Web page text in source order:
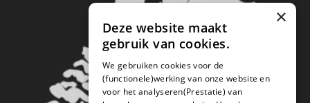
×
Deze website maakt
gebruik van cookies.
We gebruiken cookies voor de
(functionele)werking van onze website en
voor het analyseren(Prestatie) van